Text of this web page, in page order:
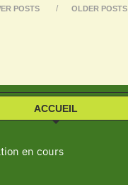
POSTS OLDER POSTS
ACCUEIL
en cours